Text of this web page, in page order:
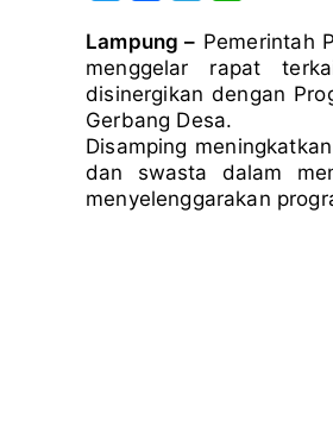
i
t
t
e
c
e
b
o
o
k
l
e
g
r
a
m
a
t
s
A
p
p
Lampung – Pemerintah
menggelar rapat
disinergikan dengan
Gerbang Desa.
Disamping
dan swasta dalam
menyelenggarakan